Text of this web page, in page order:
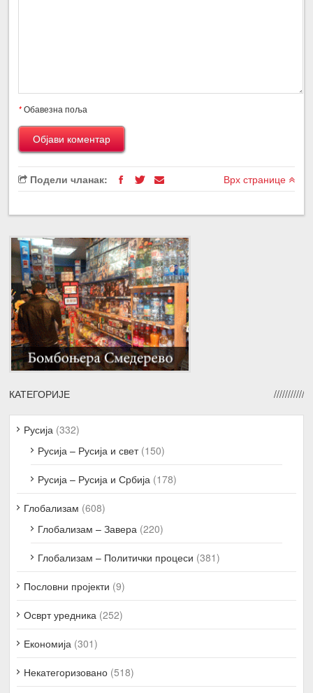
*Обавезна поља
Подели чланак: Врх странице
КАТЕГОРИЈЕ
Русија (332)
Русија – Русија и свет(150)
Русија – Русија и Србија (178)
Глобализам (608)
Глобализам – Завера (220)
Глобализам – Политички процеси (381)
Пословни пројекти (9)
Осврт уредника (252)
Економија (301)
Некатегоризовано (518)